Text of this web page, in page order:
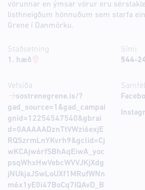
vörunnar en ýmsar vörur eru
listhneigðum hönnuðum sem starfa
Grene í Danmörku.
Staðsetning
1. hæð
Vefsíða
sostrenegrene.is/?
gad_source=1&gad_campai
gnid=12254547540&gbrai
d=0AAAAADznTtVWzi6exjE
RQSzrmLnYKvrh9&gclid=Cj
wKCAjw6rfSBhAqEiwA_yoc
psqWhxHwVebcWVVJKjXdg
jNUkjaJSwLoUXf1MRufWNn
m6x1yE0i47BoCq7IQAvD_B
Sími
544-